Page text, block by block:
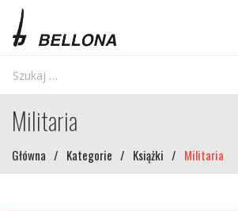
Militaria
Główna / Kategorie / Książki / Militaria